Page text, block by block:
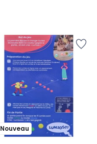
Nouveau